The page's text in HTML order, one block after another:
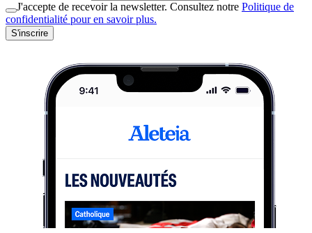
J'accepte de recevoir la newsletter. Consultez notre Politique de
confidentialité pour en savoir plus.
S'inscrire